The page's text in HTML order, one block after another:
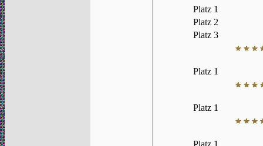
Platz 1
Platz 2
Platz 3
Platz 1
Platz 1
Platz 1